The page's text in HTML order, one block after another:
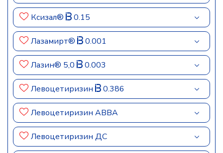
Ксизал® 0.15
Лазамирт® 0.001
Лазин® 5,0 0.003
Левоцетиризин 0.386
Левоцетиризин АВВА
Левоцетиризин ДС